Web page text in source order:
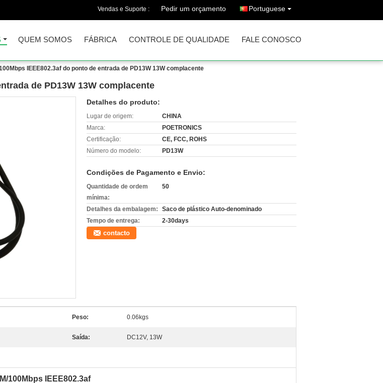
Vendas e Suporte : Pedir um orçamento Portuguese
QUEM SOMOS FÁBRICA CONTROLE DE QUALIDADE FALE CONOSCO
IEEE802.3af do ponto de entrada de PD13W 13W complacente
de PD13W 13W complacente
Detalhes do produto:
Lugar de origem:
CHINA
Marca:
POETRONICS
Certificação:
CE, FCC, ROHS
Número do modelo:
PD13W
Condições de Pagamento e Envio:
Quantidade de ordem
mínima:
50
Detalhes da embalagem:
Saco de plástico Auto-denominado
Tempo de entrega:
2-30days
contacto
Peso: 0.06kgs
Saída: DC12V, 13W
100Mbps IEEE802.3af